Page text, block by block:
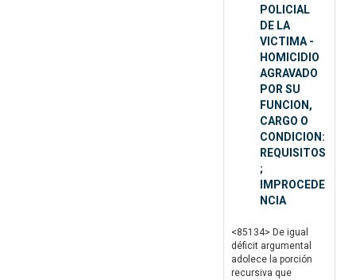
POLICIAL
DE LA
VICTIMA -
HOMICIDIO
AGRAVADO
POR SU
FUNCION,
CARGO O
CONDICION:
REQUISITOS
;
IMPROCEDE
NCIA
<85134> De igual
déficit argumental
adolece la porción
recursiva que